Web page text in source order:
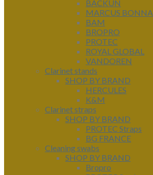
BACKUN
MARCUS BONNA
BAM
BROPRO
PROTEC
ROYAL GLOBAL
VANDOREN
Clarinet stands
SHOP BY BRAND
HERCULES
K&M
Clarinet straps
SHOP BY BRAND
PROTEC Straps
BG FRANCE
Cleaning swabs
SHOP BY BRAND
Bropro